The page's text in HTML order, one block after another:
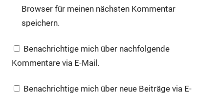
Browser für meinen nächsten Kommentar
speichern.
Benachrichtige mich über nachfolgende
Kommentare via E-Mail.
Benachrichtige mich über neue Beiträge via E-